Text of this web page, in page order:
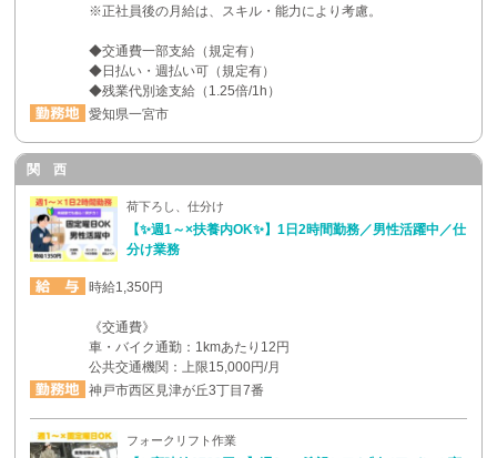
※正社員後の月給は、スキル・能力により考慮。
◆交通費一部支給（規定有）
◆日払い・週払い可（規定有）
◆残業代別途支給（1.25倍/1h）
愛知県一宮市
関 西
荷下ろし、仕分け
【✨週1～×扶養内OK✨】1日2時間勤務／男性活躍中／仕
分け業務
時給1,350円
《交通費》
車・バイク通勤：1kmあたり12円
公共交通機関：上限15,000円/月
神戸市西区見津が丘3丁目7番
フォークリフト作業